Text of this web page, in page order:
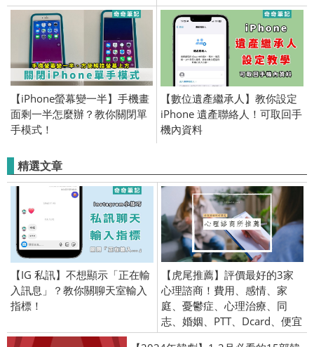
【iPhone螢幕變一半】手機畫
面剩一半怎麼辦？教你關閉單
手模式！
【數位遺產繼承人】教你設定
iPhone 遺產聯絡人！可取回手
機內資料
精選文章
【IG 私訊】不想顯示「正在輸
入訊息」？教你關聊天室輸入
指標！
【虎尾推薦】評價最好的3家
心理諮商！費用、感情、家
庭、憂鬱症、心理治療、同
志、婚姻、PTT、Dcard、便宜